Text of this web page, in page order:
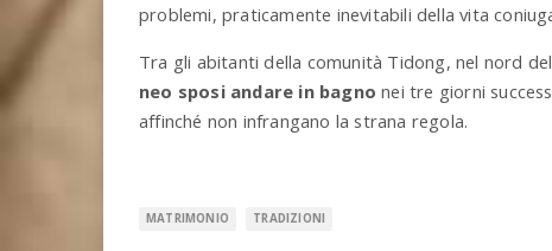
problemi, praticamente inevitabili della vita
Tra gli abitanti della comunità Tidong, nel nord
neo sposi andare in bagno nei tre giorni
affinché non infrangano la strana regola.
MATRIMONIO TRADIZIONI